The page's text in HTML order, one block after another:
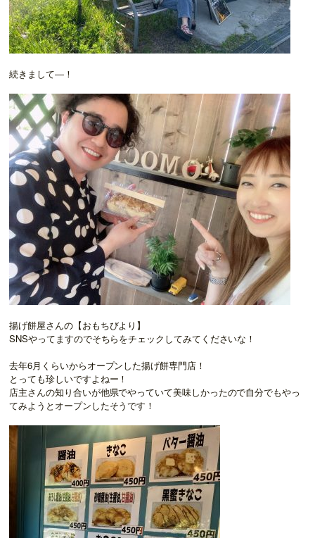
続きまして―！
揚げ餅屋さんの【おもちびより】
SNSやってますのでそちらをチェックしてみてくださいな！
去年6月くらいからオープンした揚げ餅専門店！
とっても珍しいですよねー！
店主さんの知り合いが他県でやっていて美味しかったので自分でもやっ
てみようとオープンしたそうです！